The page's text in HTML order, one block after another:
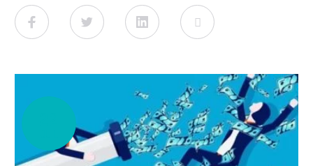
FacebookTwitter LinkedIn Viadeo